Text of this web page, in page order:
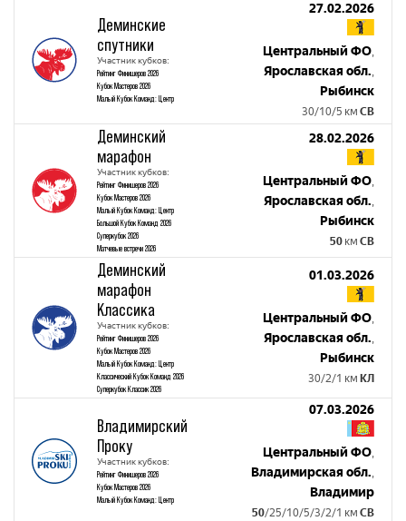
Деминские
спутники
Участник кубков:
Рейтинг Финишеров 2026
Кубок Мастеров 2026
Малый Кубок Команд: Центр
27.02.2026
Центральный ФО,
Ярославская обл.,
Рыбинск
30/10/5 км СВ
Деминский
марафон
Участник кубков:
Рейтинг Финишеров 2026
Кубок Мастеров 2026
Малый Кубок Команд: Центр
Большой Кубок Команд 2026
Суперкубок 2026
Матчевые встречи 2026
28.02.2026
Центральный ФО,
Ярославская обл.,
Рыбинск
50 км СВ
Деминский
марафон
Классика
Участник кубков:
Рейтинг Финишеров 2026
Кубок Мастеров 2026
Малый Кубок Команд: Центр
Классический Кубок Команд 2026
Суперкубок Классик 2026
01.03.2026
Центральный ФО,
Ярославская обл.,
Рыбинск
30/2/1 км КЛ
Владимирский
Проку
Участник кубков:
Рейтинг Финишеров 2026
Кубок Мастеров 2026
Малый Кубок Команд: Центр
07.03.2026
Центральный ФО,
Владимирская обл.,
Владимир
50/25/10/5/3/2/1 км СВ